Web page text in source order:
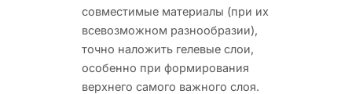
совместимые материалы (при их
всевозможном разнообразии),
точно наложить гелевые слои,
особенно при формирования
верхнего самого важного слоя.